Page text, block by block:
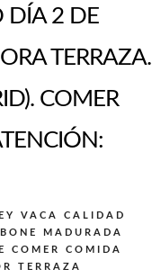
DÍA 2 DE
TERRAZA.
COMER
VACA CALIDAD
MADURADA
COMER COMIDA
TERRAZA